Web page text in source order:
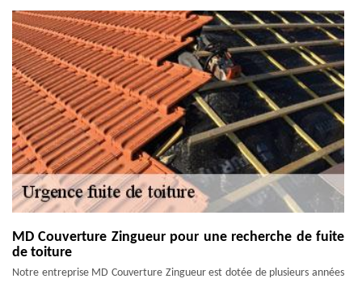
MD Couverture Zingueur pour une recherche de fuite
de toiture
Notre entreprise MD Couverture Zingueur est dotée de plusieurs années